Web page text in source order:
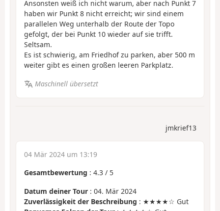
Ansonsten weiß ich nicht warum, aber nach Punkt 7
haben wir Punkt 8 nicht erreicht; wir sind einem
parallelen Weg unterhalb der Route der Topo
gefolgt, der bei Punkt 10 wieder auf sie trifft.
Seltsam.
Es ist schwierig, am Friedhof zu parken, aber 500 m
weiter gibt es einen großen leeren Parkplatz.
Maschinell übersetzt
jmkrief13
04 Mär 2024 um 13:19
Gesamtbewertung : 4.3 / 5
Datum deiner Tour : 04. Mär 2024
Zuverlässigkeit der Beschreibung : ★★★★☆ Gut